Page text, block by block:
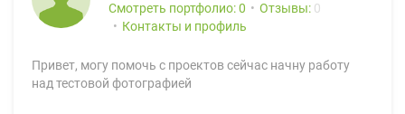
Смотреть портфолио: 0 Отзывы: 0
Контакты и профиль
Привет, могу помочь с проектов сейчас начну работу
над тестовой фотографией